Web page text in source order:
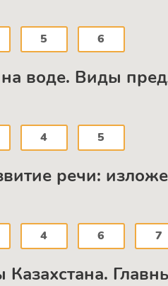
5 6
на воде. Виды
4 5
речи:
4 6 7